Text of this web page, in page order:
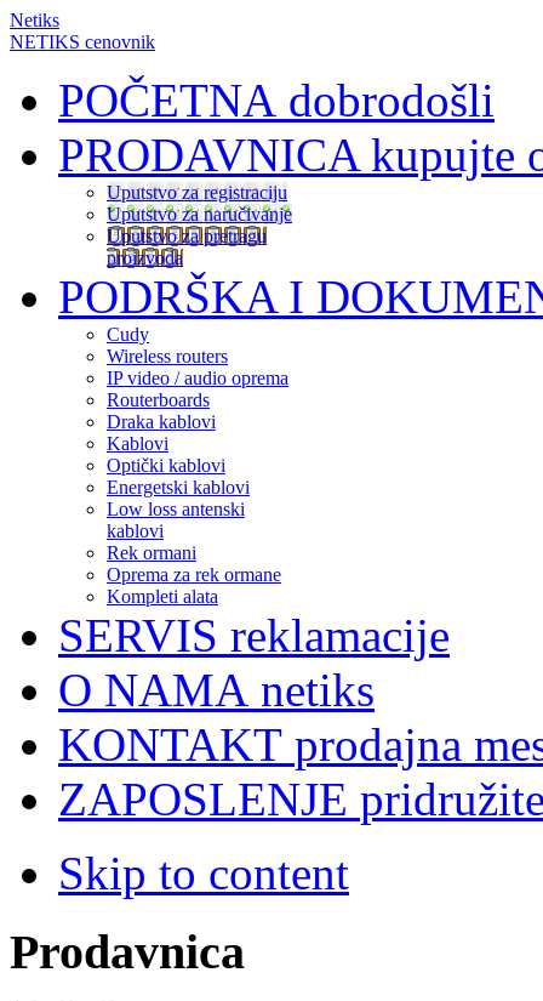
Netiks
NETIKS cenovnik
POČETNA dobrodošli
PRODAVNICAkupujte
Uputstvo za registraciju
Uputstvo za naručivanje
Uputstvo za pretragu
proizvoda
PODRŠKA I
Cudy
Wireless routers
IP video / audio oprema
Routerboards
Draka kablovi
Kablovi
Optički kablovi
Energetski kablovi
Low loss antenski
kablovi
Rek ormani
Oprema za rek ormane
Kompleti alata
SERVIS reklamacije
O NAMA netiks
KONTAKT prodajna
ZAPOSLENJE
Skip to content
Prodavnica